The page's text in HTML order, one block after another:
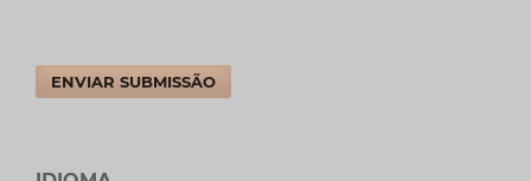
ENVIAR SUBMISSÃO